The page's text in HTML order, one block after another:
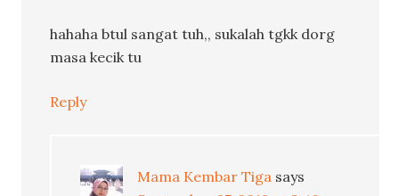
hahaha btul sangat tuh,, sukalah tgkk dorg
masa kecik tu
Reply
Mama Kembar Tiga says